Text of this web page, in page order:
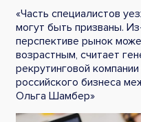
«Часть специалистов
могут быть призваны.
перспективе рынок
возрастным, считает
рекрутинговой
российского бизнеса
Ольга Шамбер»